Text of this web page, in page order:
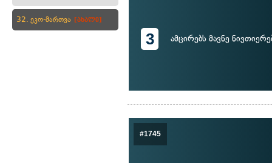
32. ეკო-მართვა [ახალი]
3 ამცირებს მავნე
#1745